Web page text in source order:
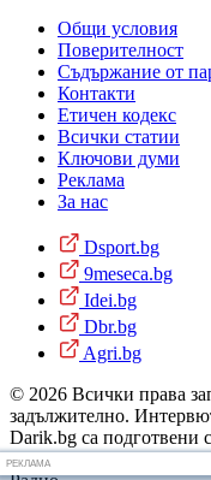
Общи условия
Поверителност
Съдържание от
Контакти
Етичен кодекс
Всички статии
Ключови думи
Реклама
За нас
Dsport.bg
9meseca.bg
Idei.bg
Dbr.bg
Agri.bg
© 2026 Всички права
задължително.
Darik.bg са подготвени
Радио и новинарските
РЕКЛАМА